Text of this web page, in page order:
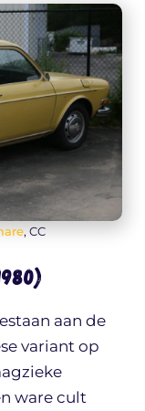
, CC
aan de
variant op
ware cult